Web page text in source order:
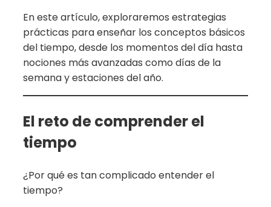
En este artículo, exploraremos estrategias
prácticas para enseñar los conceptos básicos
del tiempo, desde los momentos del día hasta
nociones más avanzadas como días de la
semana y estaciones del año.
El reto de comprender el
tiempo
¿Por qué es tan complicado entender el
tiempo?